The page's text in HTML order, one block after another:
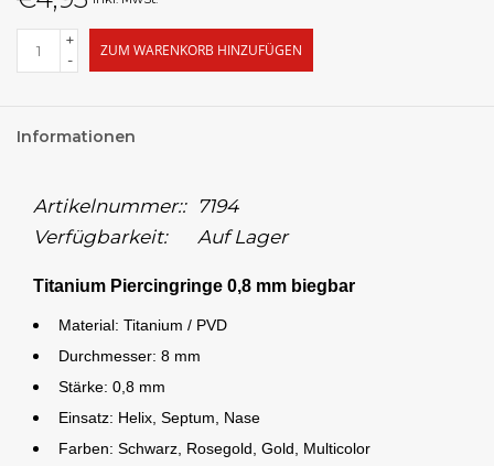
+
-
ZUM WARENKORB HINZUFÜGEN
Informationen
Artikelnummer:: 7194
Verfügbarkeit:
Auf Lager
Titanium Piercingringe 0,8 mm biegbar
Material: Titanium / PVD
Durchmesser: 8 mm
Stärke: 0,8 mm
Einsatz: Helix, Septum, Nase
Farben: Schwarz, Rosegold, Gold, Multicolor